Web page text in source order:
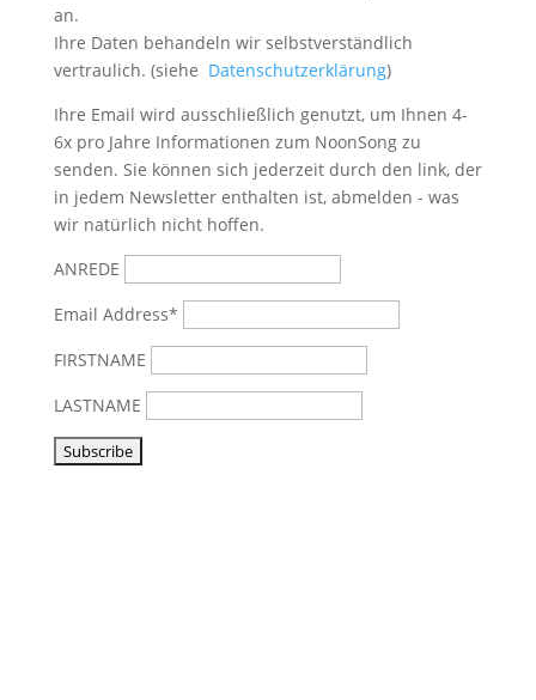
an.
Ihre Daten behandeln wir selbstverständlich
vertraulich. (siehe Datenschutzerklärung)
Ihre Email wird ausschließlich genutzt, um Ihnen 4-
6x pro Jahre Informationen zum NoonSong zu
senden. Sie können sich jederzeit durch den link, der
in jedem Newsletter enthalten ist, abmelden - was
wir natürlich nicht hoffen.
ANREDE
Email Address*
FIRSTNAME
LASTNAME